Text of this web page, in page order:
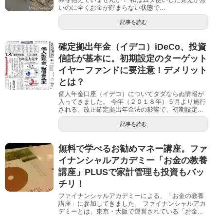
いのに全くお金が貯まらない状態で...
記事を読む
確定拠出年金（イデコ）iDeCo、投資
信託が基本に。初期設定のターゲット
イヤーファンドに要注意！デメリット
とは？
個人年金口座（イデコ）についてタダならぬ情報が
入ってきました。 今年（２０１８年）５月より施行
される、改正確定拠出年金法の影響で、初期設定...
記事を読む
無料で学べるお勧めマネー講座。ファ
イナンシャルアカデミー「お金の教養
講座」PLUSで家計管理も投資もバッ
チリ！
ファイナンシャルアカデミーによる、「お金の教養
講座」に参加してきました。 ファイナンシャルアカ
デミーとは、東京・大阪で運営されている「お金...